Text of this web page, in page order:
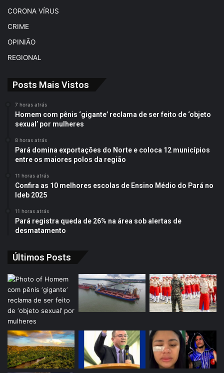
CORONA VÍRUS
CRIME
OPINIÃO
REGIONAL
Posts Mais Vistos
7 horas atrás
Homem com pênis ‘gigante’ reclama de ser feito de ‘objeto
sexual’ por mulheres
8 horas atrás
Pará domina exportações do Norte e coloca 12 municípios
entre os maiores polos da região
11 horas atrás
Confira as 10 melhores escolas de Ensino Médio do Pará no
Ideb 2025
11 horas atrás
Pará registra queda de 26% na área sob alertas de
desmatamento
Últimos Posts